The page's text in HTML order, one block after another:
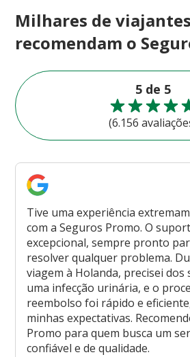
Milhares de viajantes
recomendam o
5 de 5
(6.156
Tive uma experiência
com a Seguros Promo. O
excepcional, sempre pronto
resolver qualquer problema.
viagem à Holanda, precisei dos
uma infecção urinária, e o
reembolso foi rápido e
minhas expectativas.
Promo para quem busca um
confiável e de qualidade.